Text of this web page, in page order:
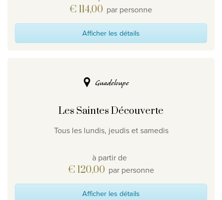
€ 114,00 par personne
Afficher les détails
Guadeloupe
Les Saintes Découverte
Tous les lundis, jeudis et samedis
à partir de
€ 120,00 par personne
Afficher les détails